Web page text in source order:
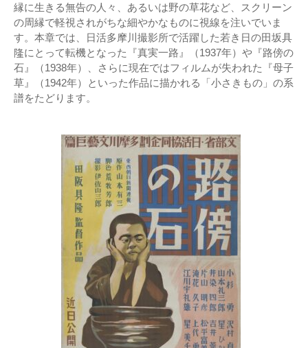
縁に生きる無告の人々、あるいは野の草花など、スクリーン
の周縁で軽視されがちな細やかなものに視線を注いでいま
す。本章では、日活多摩川撮影所で活躍した若き日の田坂具
隆にとって転機となった『真実一路』（1937年）や『路傍の
石』（1938年）、さらに現在ではフィルムが失われた『母子
草』（1942年）といった作品に描かれる「小さきもの」の系
譜をたどります。